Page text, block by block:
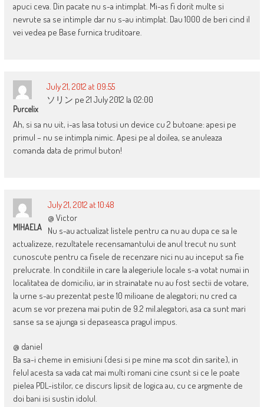
apuci ceva. Din pacate nu s-a intimplat. Mi-as fi dorit multe si
nevrute sa se intimple dar nu s-au intimplat. Dau 1000 de beri cind il
vei vedea pe Base furnica truditoare.
Purcelix
July 21, 2012 at 09:55
ソリン pe 21 July 2012 la 02:00
Ah, si sa nu uit, i-as lasa totusi un device cu 2 butoane: apesi pe
primul – nu se intimpla nimic. Apesi pe al doilea, se anuleaza
comanda data de primul buton!
MIHAELA
July 21, 2012 at 10:48
@ Victor
Nu s-au actualizat listele pentru ca nu au dupa ce sa le
actualizeze, rezultatele recensamantului de anul trecut nu sunt
cunoscute pentru ca fisele de recenzare nici nu au inceput sa fie
prelucrate. In conditiile in care la alegeriule locale s-a votat numai in
localitatea de domiciliu, iar in strainatate nu au fost sectii de votare,
la urne s-au prezentat peste 10 milioane de alegatori; nu cred ca
acum se vor prezena mai putin de 9.2 mil.alegatori, asa ca sunt mari
sanse sa se ajunga si depaseasca pragul impus.
@ daniel
Ba sa-i cheme in emisiuni (desi si pe mine ma scot din sarite), in
felul acesta sa vada cat mai multi romani cine csunt si ce le poate
pielea PDL-istilor, ce discurs lipsit de logica au, cu ce argmente de
doi bani isi sustin idolul.